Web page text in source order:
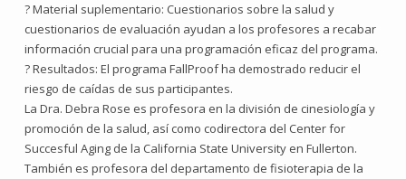
? Material suplementario: Cuestionarios sobre la salud y
cuestionarios de evaluación ayudan a los profesores a recabar
información crucial para una programación eficaz del programa.
? Resultados: El programa FallProof ha demostrado reducir el
riesgo de caídas de sus participantes.
La Dra. Debra Rose es profesora en la división de cinesiología y
promoción de la salud, así como codirectora del Center for
Succesful Aging de la California State University en Fullerton.
También es profesora del departamento de fisioterapia de la